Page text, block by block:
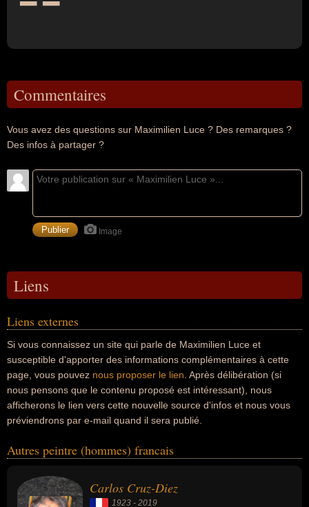
Commentaires
Vous avez des questions sur Maximilien Luce ? Des remarques ?
Des infos à partager ?
Image
Liens
Liens externes
Si vous connaissez un site qui parle de Maximilien Luce et
susceptible d'apporter des informations complémentaires à cette
page, vous pouvez nous proposer le lien . Après délibération (si
nous pensons que le contenu proposé est intéressant), nous
afficherons le lien vers cette nouvelle source d'infos et nous vous
préviendrons par e-mail quand il sera publié.
Autres peintre (hommes) francais
Carlos Cruz-Diez
1923 - 2019